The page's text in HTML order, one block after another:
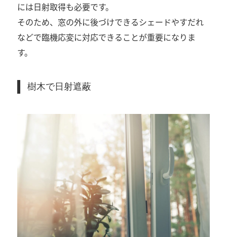
には日射取得も必要です。
そのため、窓の外に後づけできるシェードやすだれ
などで臨機応変に対応できることが重要になりま
す。
樹木で日射遮蔽